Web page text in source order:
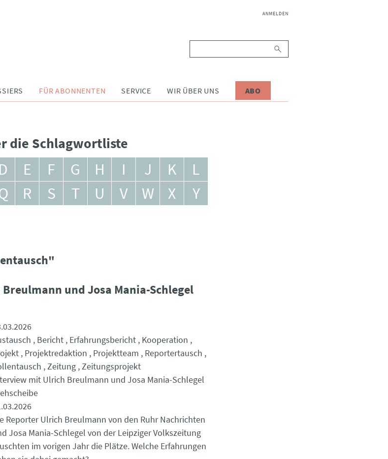
NAVIGATION
ANMELDEN
FÜR ABONNENTEN SERVICE WIR ÜBER UNS ABO
die Schlagwortliste
D E F G H I J K
L
R S T U V W X
Y
und Josa Mania-Schlegel
Bericht Erfahrungsbericht Kooperation
Projektredaktion Projektteam
Reportertausch
Zeitung Zeitungsprojekt
mit Ulrich Breulmann und Josa Mania-Schlegel
Reporter Ulrich Breulmann von den Ruhr Nachrichten
Josa Mania-Schlegel von der Leipziger Volkszeitung
im vorigen Jahr die Plätze. Welche Erfahrungen